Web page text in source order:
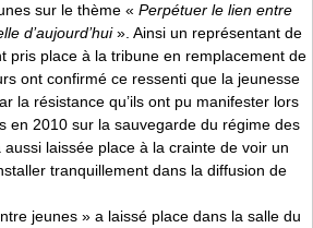
sur le thème « Perpétuer le lien entre
d’aujourd’hui». Ainsi un représentant de
pris place à la tribune en remplacement de
ont confirmé ce ressenti que la jeunesse
la résistance qu’ils ont pu manifester lors
en 2010 sur la sauvegarde du régime des
aussi laissée place à la crainte de voir un
tranquillement dans la diffusion de
jeunes » a laissé place dans la salle du